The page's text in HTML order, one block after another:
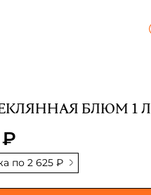
БЛЮМ 1 Л
₽
по2 625 ₽